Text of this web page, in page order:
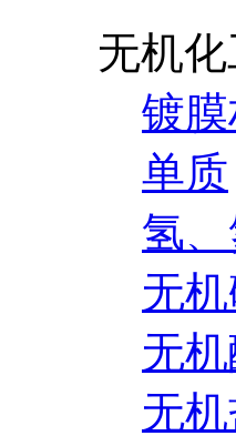
无机化
镀
单质
氢
无
无
无